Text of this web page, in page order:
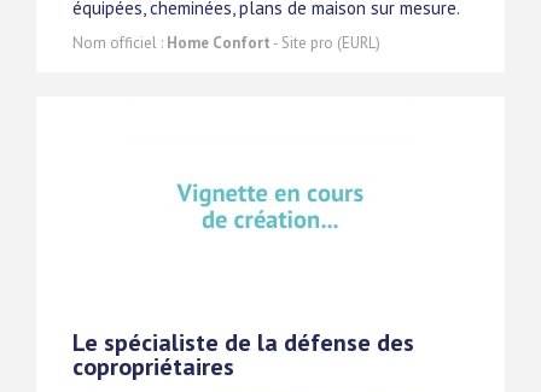
équipées, cheminées, plans de maison sur mesure.
Nom officiel : Home Confort - Site pro (EURL)
Le spécialiste de la défense des
copropriétaires